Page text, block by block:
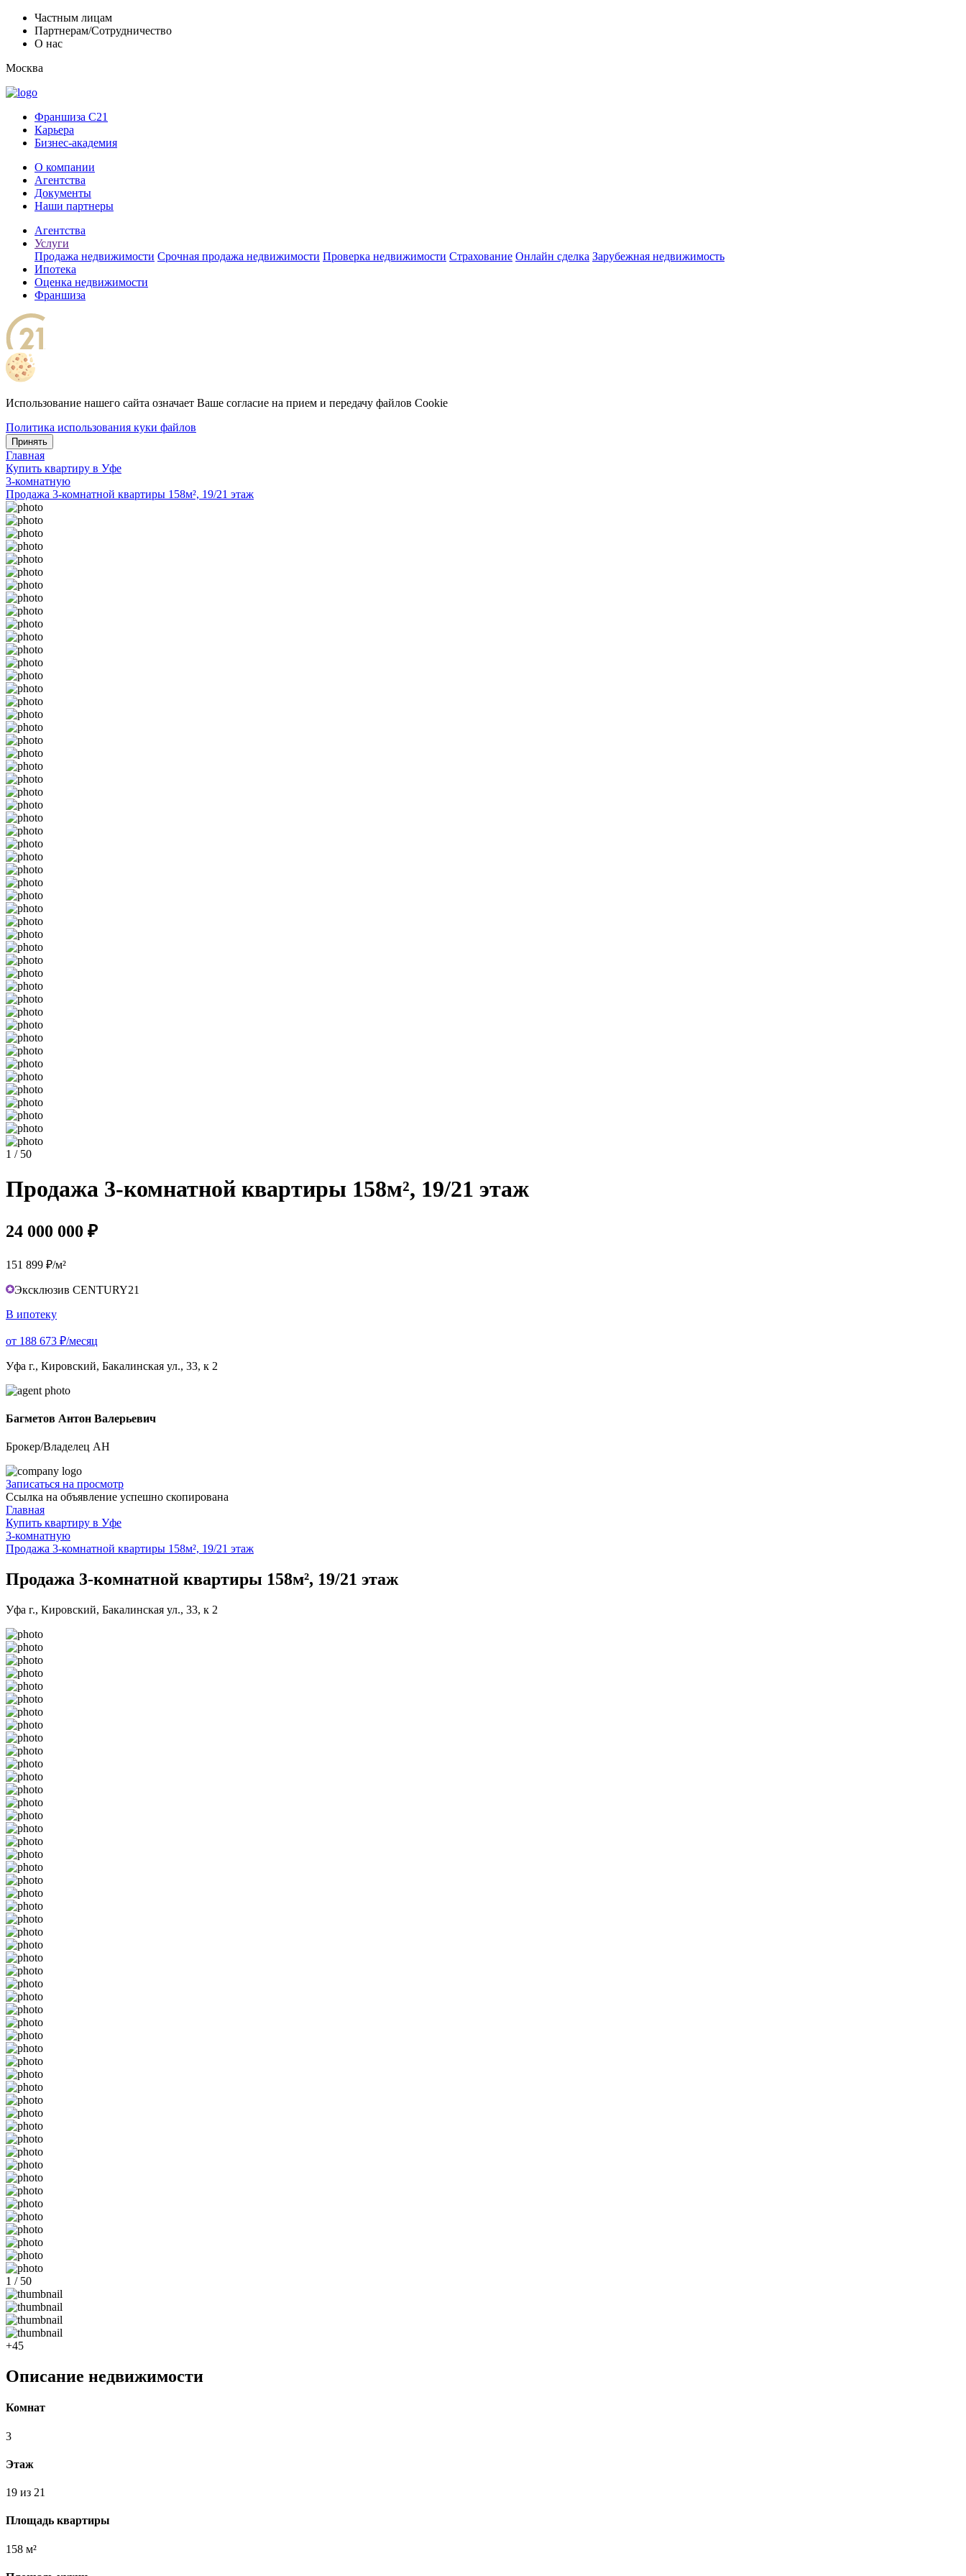
Частным лицам
Партнерам/Сотрудничество
О нас
Москва
Франшиза C21
Карьера
Бизнес-академия
О компании
Агентства
Документы
Наши партнеры
Агентства
Услуги
Продажа недвижимости Срочная продажа недвижимости Проверка недвижимости Страхование Онлайн сделка Зарубежная недвижимость
Ипотека
Оценка недвижимости
Франшиза
Использование нашего сайта означает Ваше согласие на прием и передачу файлов Cookie
Политика использования куки файлов
Принять
Главная
Купить квартиру в Уфе
3-комнатную
Продажа 3-комнатной квартиры 158м², 19/21 этаж
1 / 50
Продажа 3-комнатной квартиры 158м², 19/21 этаж
24 000 000 ₽
151 899 ₽/м²
Эксклюзив CENTURY21
В ипотеку
от 188 673 ₽/месяц
Уфа г., Кировский, Бакалинская ул., 33, к 2
Багметов Антон Валерьевич
Брокер/Владелец АН
Записаться на просмотр
Ссылка на объявление успешно скопирована
Главная
Купить квартиру в Уфе
3-комнатную
Продажа 3-комнатной квартиры 158м², 19/21 этаж
Продажа 3-комнатной квартиры 158м², 19/21 этаж
Уфа г., Кировский, Бакалинская ул., 33, к 2
1 / 50
+45
Описание недвижимости
Комнат
3
Этаж
19 из 21
Площадь квартиры
158 м²